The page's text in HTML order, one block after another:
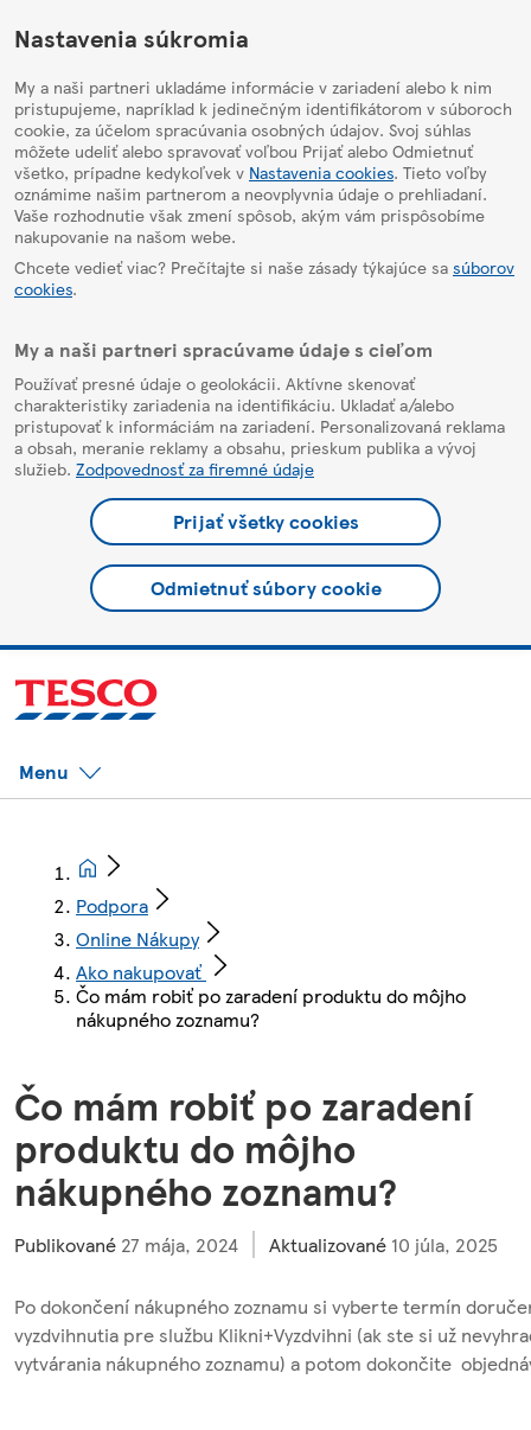
HelpPage
Nastavenia súkromia
My a naši partneri ukladáme informácie v zariadení alebo k nim
pristupujeme, napríklad k jedinečným identifikátorom v súboroch
cookie, za účelom spracúvania osobných údajov. Svoj súhlas
môžete udeliť alebo spravovať voľbou Prijať alebo Odmietnuť
všetko, prípadne kedykoľvek v Nastavenia cookies. Tieto voľby
oznámime našim partnerom a neovplyvnia údaje o prehliadaní.
Vaše rozhodnutie však zmení spôsob, akým vám prispôsobíme
nakupovanie na našom webe.
Chcete vedieť viac? Prečítajte si naše zásady týkajúce sa súborov
cookies.
My a naši partneri spracúvame údaje s cieľom
Používať presné údaje o geolokácii. Aktívne skenovať
charakteristiky zariadenia na identifikáciu. Ukladať a/alebo
pristupovať k informáciám na zariadení. Personalizovaná reklama
a obsah, meranie reklamy a obsahu, prieskum publika a vývoj
služieb. Zodpovednosť za firemné údaje
Prijať všetky cookies
Odmietnuť súbory cookie
Menu
Podpora
Online Nákupy
Ako nakupovať
Čo mám robiť po zaradení produktu do môjho
nákupného zoznamu?
Čo mám robiť po zaradení
produktu do môjho
nákupného zoznamu?
Publikované 27 mája, 2024 Aktualizované 10 júla, 2025
Po dokončení nákupného zoznamu si vyberte termín
vyzdvihnutia pre službu Klikni+Vyzdvihni (ak ste si už
vytvárania nákupného zoznamu) a potom dokončite